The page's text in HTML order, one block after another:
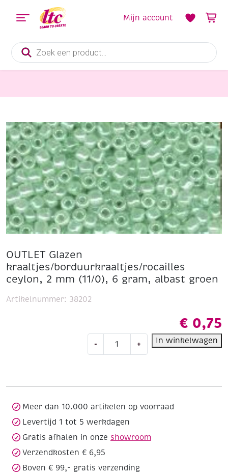
Producten
zoeken
Mijn account
OUTLET Glazen
kraaltjes/borduurkraaltjes/rocailles
ceylon, 2 mm (11/0), 6 gram, albast groen
€ 0,75
-
(11/0),
albast
groen
+ In winkelwagen
Artikelnummer: 38202
Meer dan 10.000 artikelen op voorraad
Levertijd 1 tot 5 werkdagen
Gratis afhalen in onze showroom
Verzendkosten € 6,95
Boven € 99,- gratis verzending